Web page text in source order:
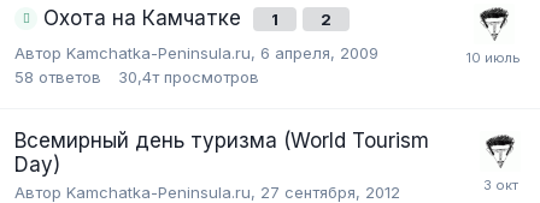
Охота на Камчатке 1
2
Автор Kamchatka-Peninsula.ru, 6 апреля, 2009
58 ответов 30,4т просмотров
Всемирный день туризма (World Tourism
Day)
Автор Kamchatka-Peninsula.ru, 27 сентября, 2012